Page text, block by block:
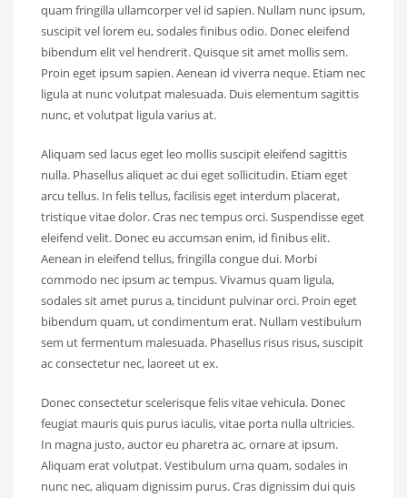
quam fringilla ullamcorper vel id sapien. Nullam nunc ipsum,
suscipit vel lorem eu, sodales finibus odio. Donec eleifend
bibendum elit vel hendrerit. Quisque sit amet mollis sem.
Proin eget ipsum sapien. Aenean id viverra neque. Etiam nec
ligula at nunc volutpat malesuada. Duis elementum sagittis
nunc, et volutpat ligula varius at.
Aliquam sed lacus eget leo mollis suscipit eleifend sagittis
nulla. Phasellus aliquet ac dui eget sollicitudin. Etiam eget
arcu tellus. In felis tellus, facilisis eget interdum placerat,
tristique vitae dolor. Cras nec tempus orci. Suspendisse eget
eleifend velit. Donec eu accumsan enim, id finibus elit.
Aenean in eleifend tellus, fringilla congue dui. Morbi
commodo nec ipsum ac tempus. Vivamus quam ligula,
sodales sit amet purus a, tincidunt pulvinar orci. Proin eget
bibendum quam, ut condimentum erat. Nullam vestibulum
sem ut fermentum malesuada. Phasellus risus risus, suscipit
ac consectetur nec, laoreet ut ex.
Donec consectetur scelerisque felis vitae vehicula. Donec
feugiat mauris quis purus iaculis, vitae porta nulla ultricies.
In magna justo, auctor eu pharetra ac, ornare at ipsum.
Aliquam erat volutpat. Vestibulum urna quam, sodales in
nunc nec, aliquam dignissim purus. Cras dignissim dui quis